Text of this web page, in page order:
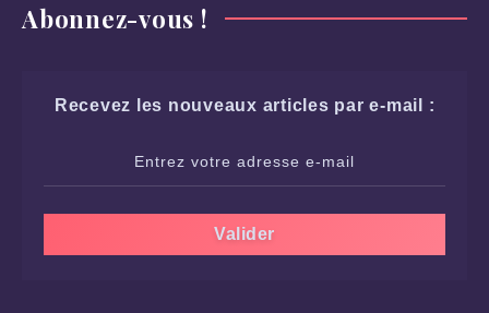
Abonnez-vous !
Recevez les nouveaux articles par e-mail :